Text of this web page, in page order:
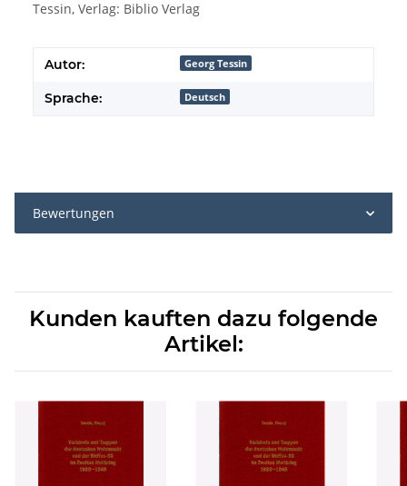
Tessin, Verlag: Biblio Verlag
Autor: Georg Tessin
Sprache: Deutsch
Bewertungen
Kunden kauften dazu folgende
Artikel: